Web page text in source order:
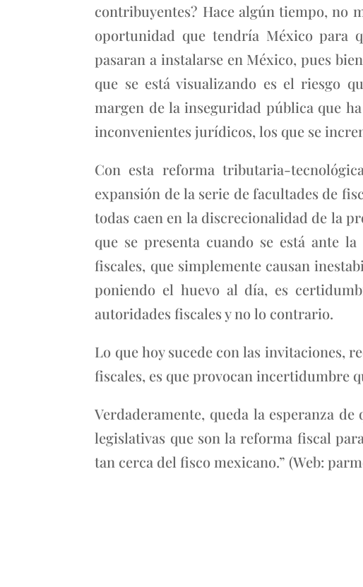
contribuyentes? Hace algún tiempo, no
oportunidad que tendría México para
pasaran a instalarse en México, pues
que se está visualizando es el riesgo
margen de la inseguridad pública que
inconvenientes jurídicos, los que se
Con esta reforma tributaria-
expansión de la serie de facultades de
todas caen en la discrecionalidad de la
que se presenta cuando se está ante
fiscales, que simplemente causan
poniendo el huevo al día, es
autoridades fiscales y no lo contrario.
Lo que hoy sucede con las invitaciones,
fiscales, es que provocan incertidumbre
Verdaderamente, queda la esperanza
legislativas que son la reforma fiscal
tan cerca del fisco mexicano.” (Web: